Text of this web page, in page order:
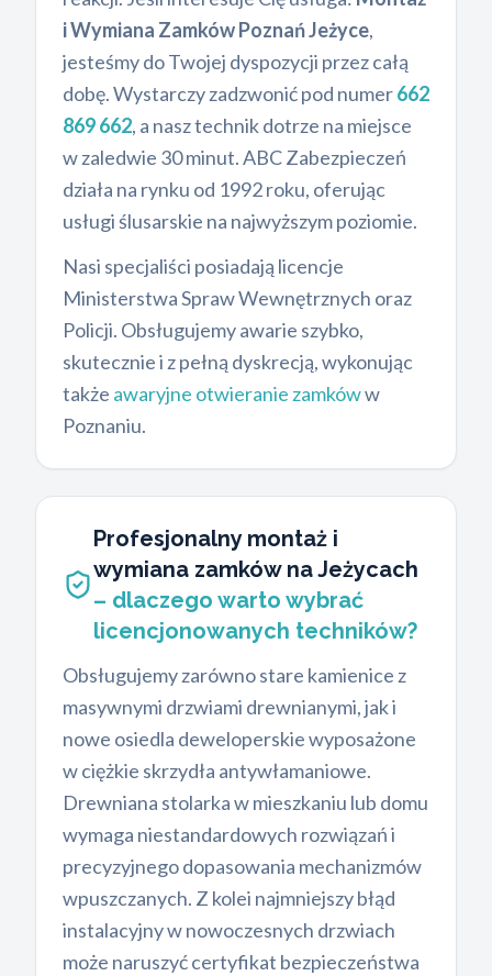
i Wymiana Zamków Poznań Jeżyce,
jesteśmy do Twojej dyspozycji przez całą
dobę. Wystarczy zadzwonić pod numer662
869 662, a nasz technik dotrze na miejsce
w zaledwie 30 minut. ABC Zabezpieczeń
działa na rynku od 1992 roku, oferując
usługi ślusarskie na najwyższym poziomie.
Nasi specjaliści posiadają licencje
Ministerstwa Spraw Wewnętrznych oraz
Policji. Obsługujemy awarie szybko,
skutecznie i z pełną dyskrecją, wykonując
także awaryjne otwieranie zamkóww
Poznaniu.
Profesjonalny montaż i
wymiana zamków na Jeżycach
– dlaczego warto wybrać
licencjonowanych techników?
Obsługujemy zarówno stare kamienice z
masywnymi drzwiami drewnianymi, jak i
nowe osiedla deweloperskie wyposażone
w ciężkie skrzydła antywłamaniowe.
Drewniana stolarka w mieszkaniu lub domu
wymaga niestandardowych rozwiązań i
precyzyjnego dopasowania mechanizmów
wpuszczanych. Z kolei najmniejszy błąd
instalacyjny w nowoczesnych drzwiach
może naruszyć certyfikat bezpieczeństwa